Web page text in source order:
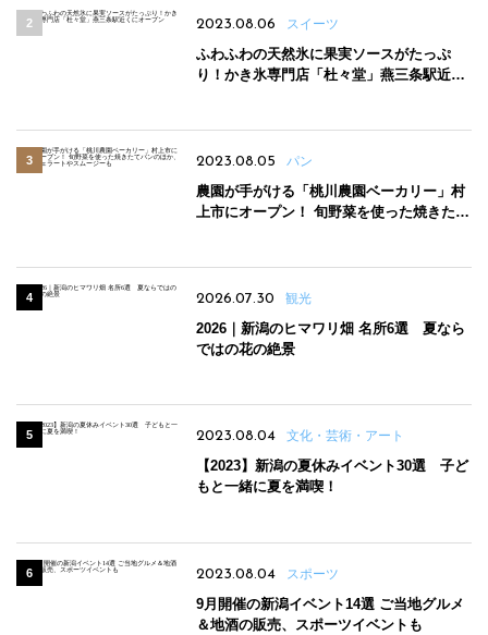
2023.08.06 スイーツ
ふわふわの天然氷に果実ソースがたっぷ
り！かき氷専門店「杜々堂」燕三条駅近く
2023.08.05 パン
農園が手がける「桃川農園ベーカリー」村
上市にオープン！ 旬野菜を使った焼きたて
2026.07.30 観光
2026｜新潟のヒマワリ畑 名所6選 夏なら
ではの花の絶景
2023.08.04 文化・芸術・アート
【2023】新潟の夏休みイベント30選 子ど
もと一緒に夏を満喫！
2023.08.04 スポーツ
9月開催の新潟イベント14選 ご当地グルメ
＆地酒の販売、スポーツイベントも